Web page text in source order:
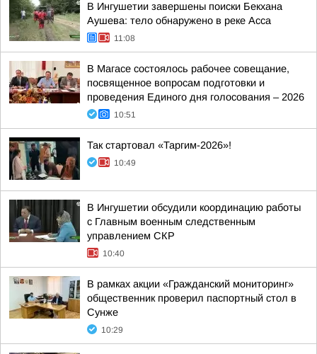
В Ингушетии завершены поиски Бекхана
Аушева: тело обнаружено в реке Асса
11:08
В Магасе состоялось рабочее совещание,
посвященное вопросам подготовки и
проведения Единого дня голосования – 2026
10:51
Так стартовал «Таргим-2026»!
10:49
В Ингушетии обсудили координацию работы
с Главным военным следственным
управлением СКР
10:40
В рамках акции «Гражданский мониторинг»
общественник проверил паспортный стол в
Сунже
10:29